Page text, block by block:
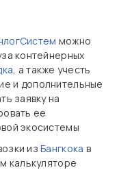
можно
контейнерных
, а также учесть
и дополнительные
заявку на
ее
экосистемы
изБангкока в
калькуляторе